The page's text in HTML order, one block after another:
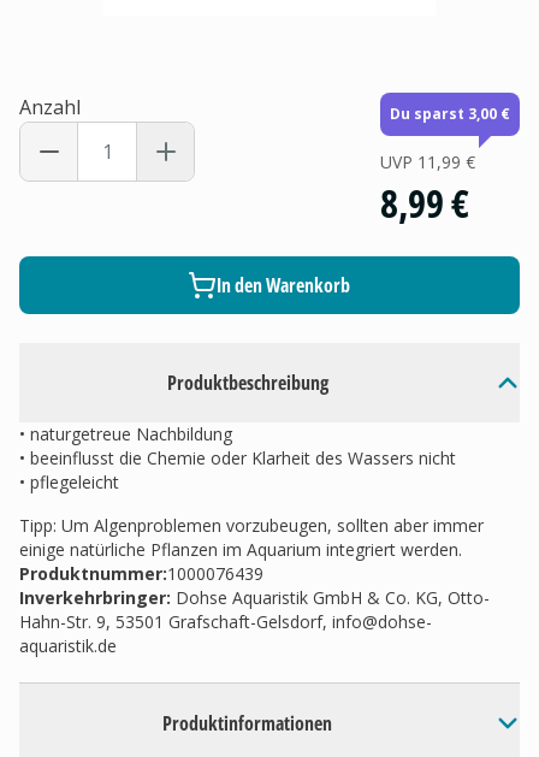
Produktbeschreibung
• naturgetreue Nachbildung
• beeinflusst die Chemie oder Klarheit des Wassers nicht
• pflegeleicht
Tipp: Um Algenproblemen vorzubeugen, sollten aber immer
einige natürliche Pflanzen im Aquarium integriert werden.
Produktnummer:1000076439
Inverkehrbringer: Dohse Aquaristik GmbH & Co. KG, Otto-
Hahn-Str. 9, 53501 Grafschaft-Gelsdorf, info@dohse-
aquaristik.de
Produktinformationen
Anzahl Du sparst 3,00 €
UVP 11,99 €
8,99 €
In den Warenkorb